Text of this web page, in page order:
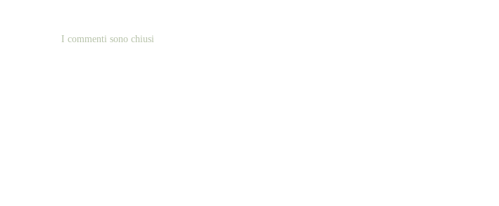
I commenti sono chiusi